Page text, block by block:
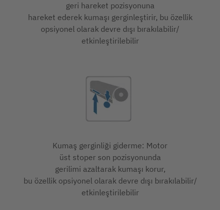
geri hareket pozisyonuna
hareket ederek kumaşı gerginleştirir, bu özellik
opsiyonel olarak devre dışı bırakılabilir/
etkinleştirilebilir
Kumaş gerginliği giderme: Motor
üst stoper son pozisyonunda
gerilimi azaltarak kumaşı korur,
bu özellik opsiyonel olarak devre dışı bırakılabilir/
etkinleştirilebilir